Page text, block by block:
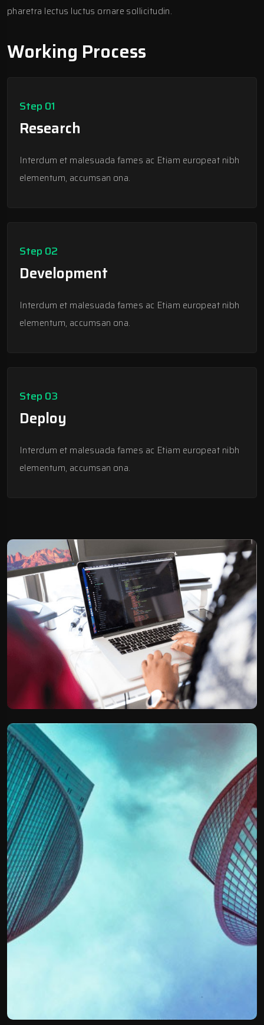
pharetra lectus luctus ornare sollicitudin.
Working Process
Step 01
Research
Interdum et malesuada fames ac Etiam europeat nibh
elementum, accumsan ona.
Step 02
Development
Interdum et malesuada fames ac Etiam europeat nibh
elementum, accumsan ona.
Step 03
Deploy
Interdum et malesuada fames ac Etiam europeat nibh
elementum, accumsan ona.